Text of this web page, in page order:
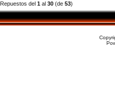
Repuestos del 1 al 30 (de 53)